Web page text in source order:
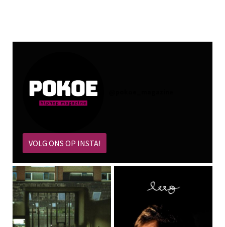
VOLG ONS OP INSTA!